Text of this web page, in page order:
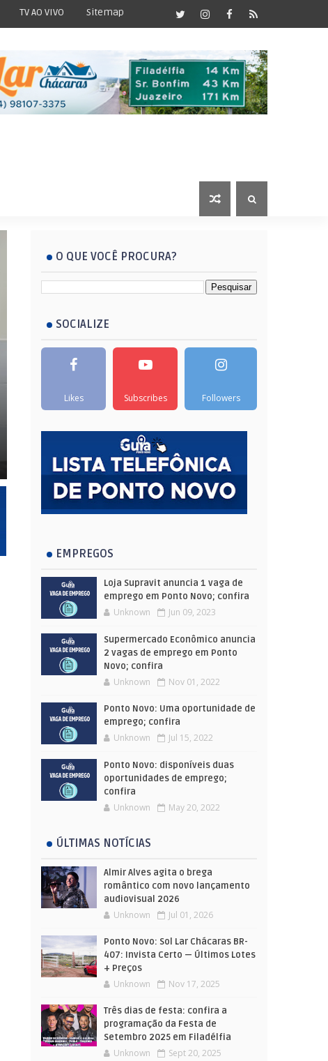
TV AO VIVO Sitemap
O QUE VOCÊ PROCURA?
SOCIALIZE
Likes Subscribes Followers
EMPREGOS
Loja Supravit anuncia 1 vaga de
emprego em Ponto Novo; confira
Unknown Jun 09, 2023
Supermercado Econômico anuncia
2 vagas de emprego em Ponto
Novo; confira
Unknown Nov 01, 2022
Ponto Novo: Uma oportunidade de
emprego; confira
Unknown Jul 15, 2022
Ponto Novo: disponíveis duas
oportunidades de emprego;
confira
Unknown May 20, 2022
ÚLTIMAS NOTÍCIAS
Almir Alves agita o brega
romântico com novo lançamento
audiovisual 2026
Unknown Jul 01, 2026
Ponto Novo: Sol Lar Chácaras BR-
407: Invista Certo — Últimos Lotes
+ Preços
Unknown Nov 17, 2025
Três dias de festa: confira a
programação da Festa de
Setembro 2025 em Filadélfia
Unknown Sept 20, 2025